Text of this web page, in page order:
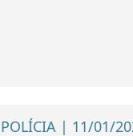
POLÍCIA | 11/01/